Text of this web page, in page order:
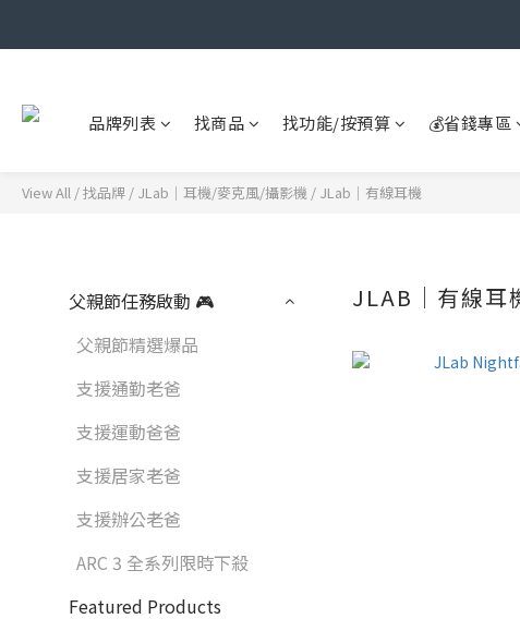
品牌列表 找商品 找功能/按預算 💰省錢專區
View All /找品牌 / JLab｜耳機/麥克風/攝影機 / JLab｜有線耳機
父親節任務啟動 🎮
父親節精選爆品
支援通勤老爸
支援運動爸爸
支援居家老爸
支援辦公老爸
ARC 3 全系列限時下殺
Featured Products
JLAB｜有線耳